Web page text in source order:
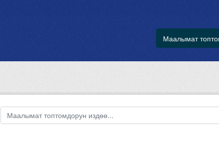
Маалымат